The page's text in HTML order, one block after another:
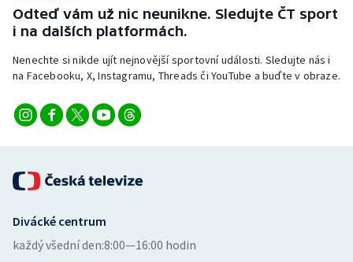
Odteď vám už nic neunikne. Sledujte ČT sport
i na dalších platformách.
Nenechte si nikde ujít nejnovější sportovní události. Sledujte nás i
na Facebooku, X, Instagramu, Threads či YouTube a buďte v obraze.
Divácké centrum
každý všední den:8:00—16:00 hodin